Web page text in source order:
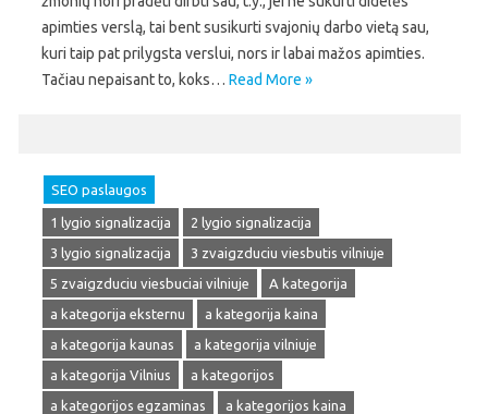
apimties verslą, tai bent susikurti svajonių darbo vietą sau,
kuri taip pat prilygsta verslui, nors ir labai mažos apimties.
Tačiau nepaisant to, koks… Read More »
SEO paslaugos
1 lygio signalizacija
2 lygio signalizacija
3 lygio signalizacija
3 zvaigzduciu viesbutis vilniuje
5 zvaigzduciu viesbuciai vilniuje
A kategorija
a kategorija eksternu
a kategorija kaina
a kategorija kaunas
a kategorija vilniuje
a kategorija Vilnius
a kategorijos
a kategorijos egzaminas
a kategorijos kaina